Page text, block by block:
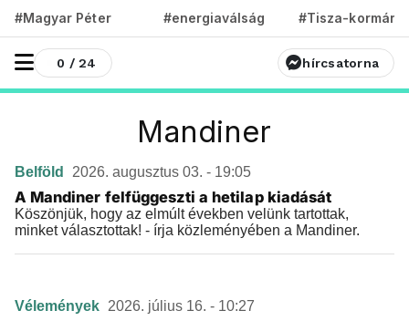
#Magyar Péter #energiaválság #Tisza-kormány
0 / 24 hírcsatorna
Mandiner
Belföld 2026. augusztus 03. - 19:05
A Mandiner felfüggeszti a hetilap kiadását
Köszönjük, hogy az elmúlt években velünk tartottak,
minket választottak! - írja közleményében a Mandiner.
Vélemények 2026. július 16. - 10:27